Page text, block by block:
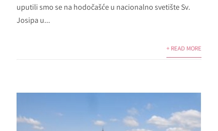
uputili smo se na hodočašće u nacionalno svetište Sv.
Josipa u...
+ READ MORE